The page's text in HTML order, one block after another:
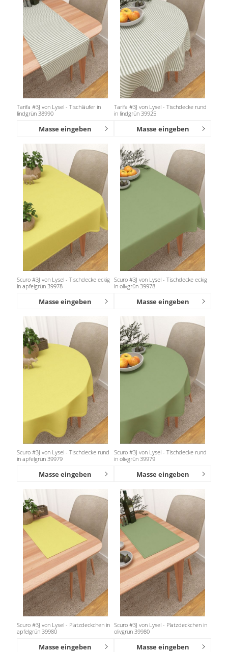
Gardinenstange
Stoffe
Panneaux
Tarifa #3J von Lysel - Tischläufer in
lindgrün 38990
Masse eingeben
Tarifa #3J von Lysel - Tischdecke rund
in lindgrün 39925
Masse eingeben
Scuro #3J von Lysel - Tischdecke eckig
in apfelgrün 39978
Masse eingeben
Scuro #3J von Lysel - Tischdecke eckig
in olivgrün 39978
Masse eingeben
Scuro #3J von Lysel - Tischdecke rund
in apfelgrün 39979
Masse eingeben
Scuro #3J von Lysel - Tischdecke rund
in olivgrün 39979
Masse eingeben
Scuro #3J von Lysel - Platzdeckchen in
apfelgrün 39980
Masse eingeben
Scuro #3J von Lysel - Platzdeckchen in
olivgrün 39980
Masse eingeben